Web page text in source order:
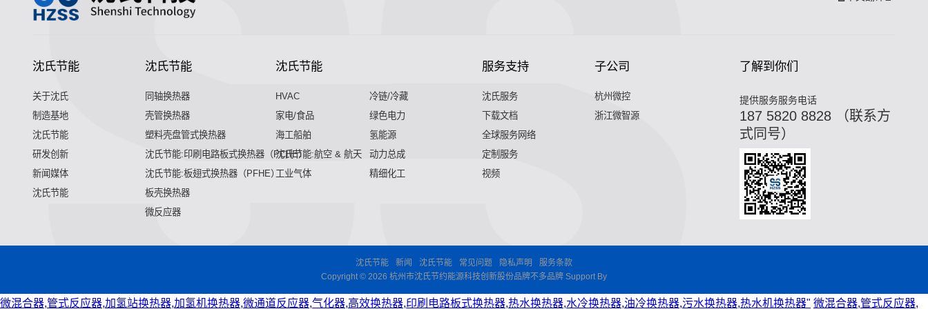
沈氏节能
关于沈氏
制造基地
沈氏节能
研发创新
新闻媒体
沈氏节能
沈氏节能
同轴换热器
壳管换热器
塑料壳盘管式换热器
沈氏节能:印刷电路板式换热器（PCHE）
沈氏节能:板翅式换热器（PFHE）
板壳换热器
微反应器
沈氏节能
HVAC
冷链/冷藏
家电/食品
绿色电力
海工船舶
氢能源
沈氏节能:航空 & 航天
动力总成
工业气体
精细化工
服务支持
沈氏服务
下载文档
全球服务网络
定制服务
视频
子公司
杭州微控
浙江微智源
了解到你们
提供服务服务电话
187 5820 8828 （联系方
式同号）
沈氏节能 新闻 沈氏节能 常见问题 隐私声明
服务条款
Copyright © 2026 杭州市沈氏节约能源科技创新股份品牌不多品牌 Support By
微混合器,管式反应器,加氢站换热器,加氢机换热器,微通道反应器,气化器,高效换热器,印刷电路板式换热器,热水换热器,水冷换热器,油冷换热器,污水换热器,热水机换热器" 微混合器,管式反应器,